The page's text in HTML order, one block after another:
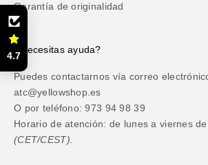
Garantía de originalidad
¿Necesitas ayuda?
Puedes contactarnos vía correo
atc@yellowshop.es
O por teléfono: 973 94 98 39
Horario de atención: de lunes a viernes
(CET/CEST).
4.7